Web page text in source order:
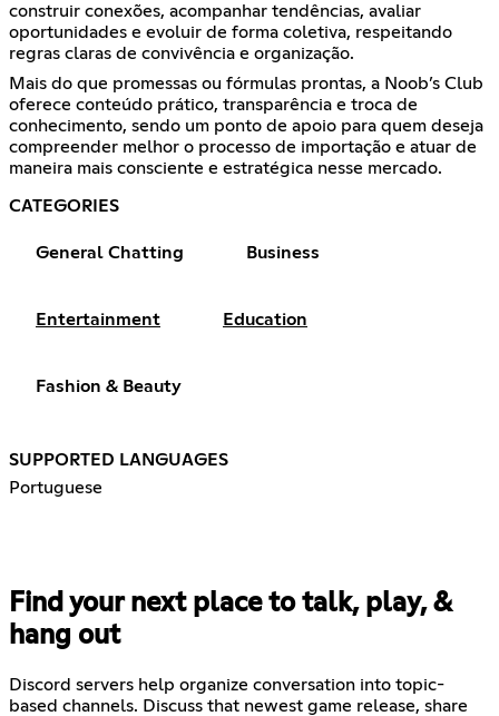
construir conexões, acompanhar tendências, avaliar
oportunidades e evoluir de forma coletiva, respeitando
regras claras de convivência e organização.
Mais do que promessas ou fórmulas prontas, a Noob’s Club
oferece conteúdo prático, transparência e troca de
conhecimento, sendo um ponto de apoio para quem deseja
compreender melhor o processo de importação e atuar de
maneira mais consciente e estratégica nesse mercado.
CATEGORIES
General Chatting Business
Entertainment Education
Fashion & Beauty
SUPPORTED LANGUAGES
Portuguese
Find your next place to talk, play, &
hang out
Discord servers help organize conversation into topic-
based channels. Discuss that newest game release, share